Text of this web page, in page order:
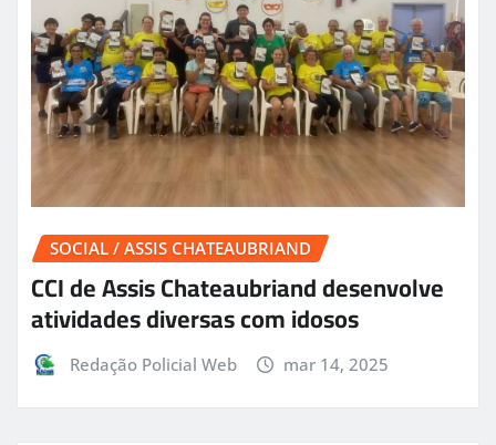
SOCIAL / ASSIS CHATEAUBRIAND
CCI de Assis Chateaubriand desenvolve
atividades diversas com idosos
Redação Policial Web mar 14, 2025